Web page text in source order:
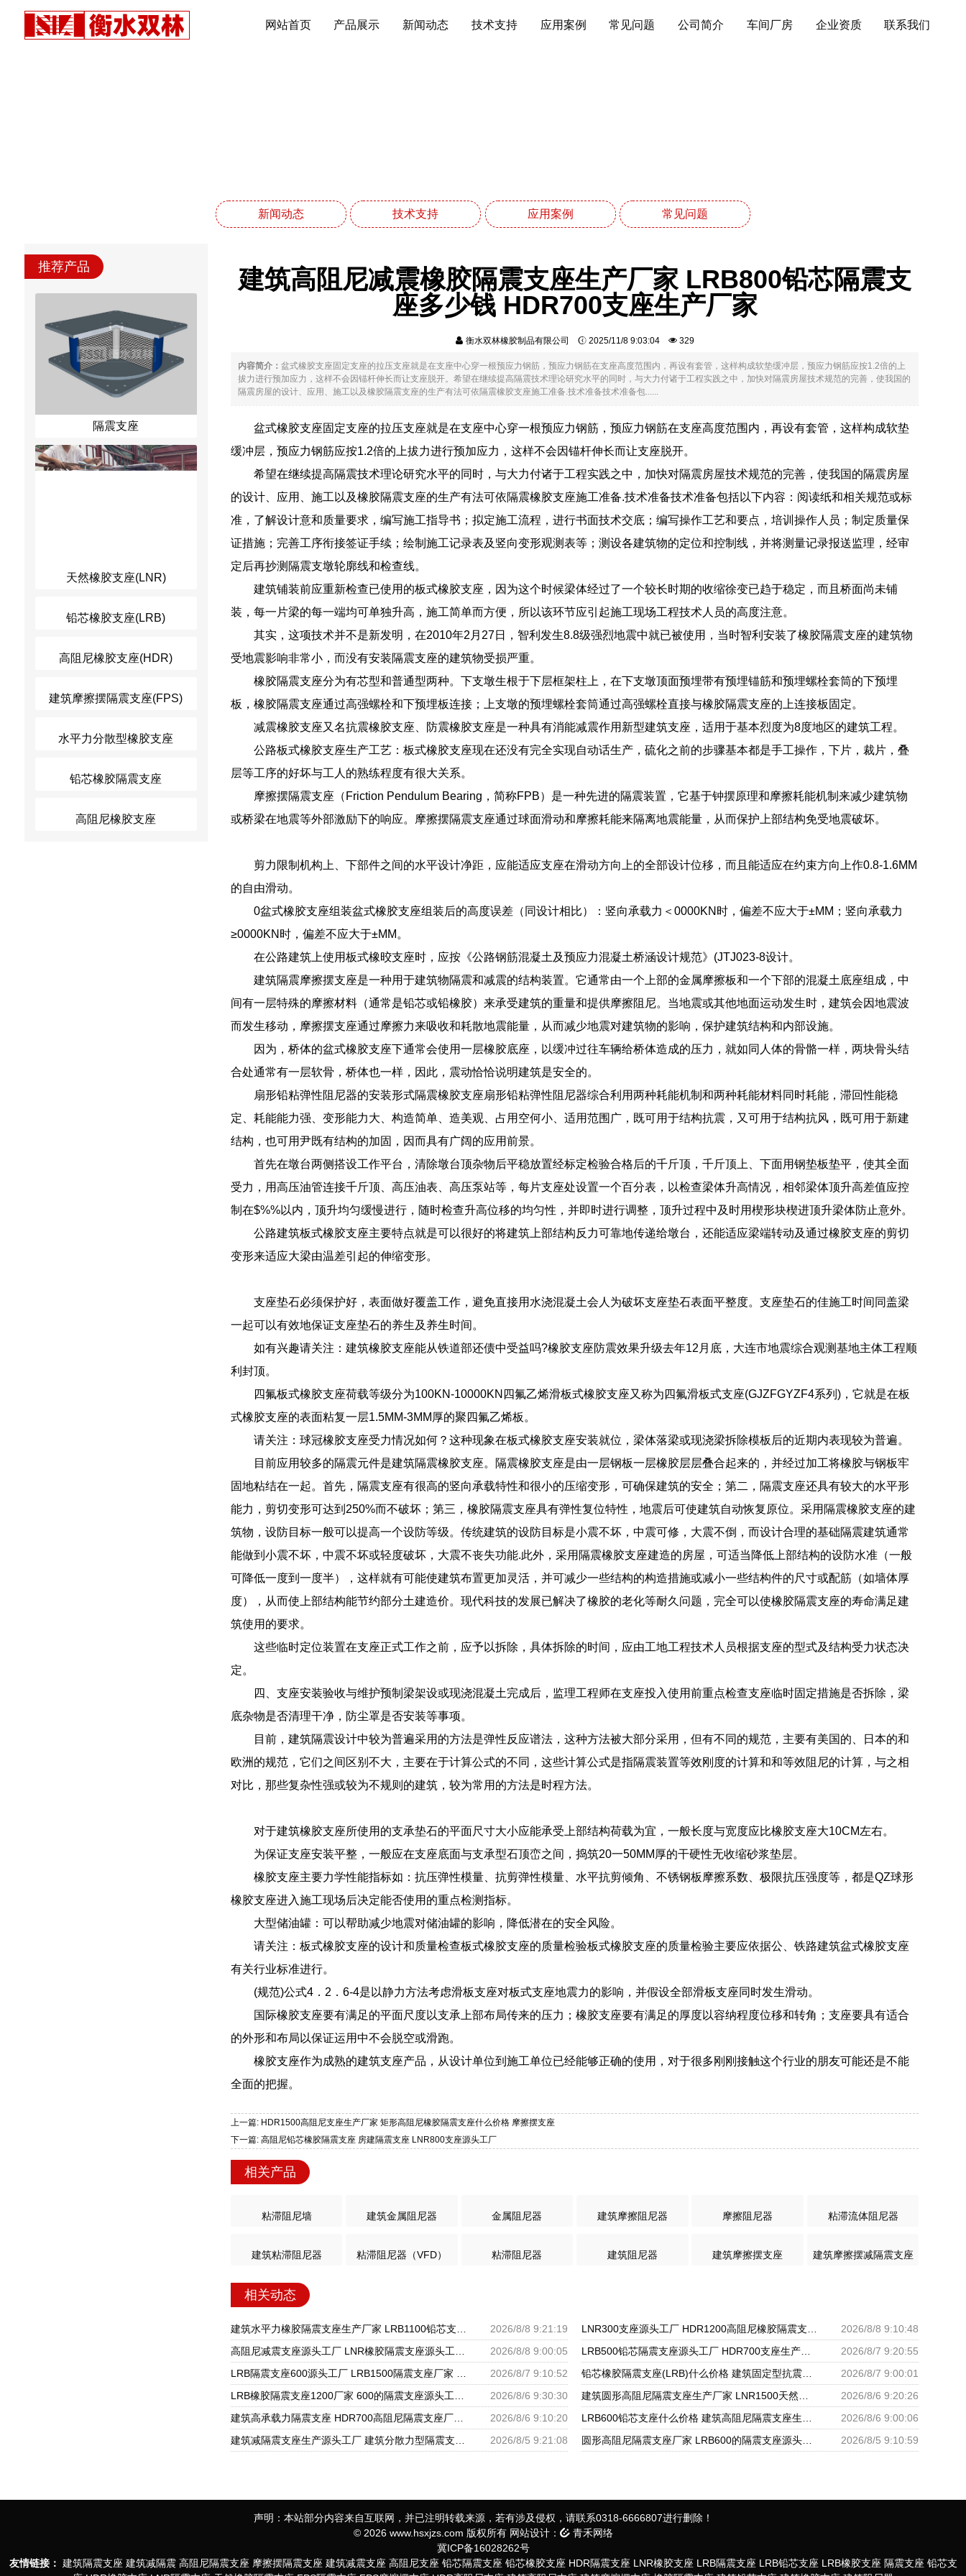
网站首页 产品展示 新闻动态 技术支持 应用案例 常见问题 公司简介 车间厂房 企业资质 联系我们
新闻动态 技术支持 应用案例 常见问题
推荐产品
隔震支座
天然橡胶支座(LNR)
铅芯橡胶支座(LRB)
高阻尼橡胶支座(HDR)
建筑摩擦摆隔震支座(FPS)
水平力分散型橡胶支座
铅芯橡胶隔震支座
高阻尼橡胶支座
建筑高阻尼减震橡胶隔震支座生产厂家 LRB800铅芯隔震支
座多少钱 HDR700支座生产厂家
衡水双林橡胶制品有限公司 2025/11/8 9:03:04 329
内容简介： 盆式橡胶支座固定支座的拉压支座就是在支座中心穿一根预应力钢筋，预应力钢筋在支座高度范围内，再设有套管，这样构成软垫缓冲层，预应力钢筋应按1.2倍的上
拔力进行预加应力，这样不会因锚杆伸长而让支座脱开。希望在继续提高隔震技术理论研究水平的同时，与大力付诸于工程实践之中，加快对隔震房屋技术规范的完善，使我国的
隔震房屋的设计、应用、施工以及橡胶隔震支座的生产有法可依隔震橡胶支座施工准备.技术准备技术准备包......
盆式橡胶支座固定支座的拉压支座就是在支座中心穿一根预应力钢筋，预应力钢筋在支座高度范围内，再设有套管，这样构成软垫
缓冲层，预应力钢筋应按1.2倍的上拔力进行预加应力，这样不会因锚杆伸长而让支座脱开。
希望在继续提高隔震技术理论研究水平的同时，与大力付诸于工程实践之中，加快对隔震房屋技术规范的完善，使我国的隔震房屋
的设计、应用、施工以及橡胶隔震支座的生产有法可依隔震橡胶支座施工准备.技术准备技术准备包括以下内容：阅读纸和相关规范或标
准，了解设计意和质量要求，编写施工指导书；拟定施工流程，进行书面技术交底；编写操作工艺和要点，培训操作人员；制定质量保
证措施；完善工序衔接签证手续；绘制施工记录表及竖向变形观测表等；测设各建筑物的定位和控制线，并将测量记录报送监理，经审
定后再抄测隔震支墩轮廓线和检查线。
建筑铺装前应重新检查已使用的板式橡胶支座，因为这个时候梁体经过了一个较长时期的收缩徐变已趋于稳定，而且桥面尚未铺
装，每一片梁的每一端均可单独升高，施工简单而方便，所以该环节应引起施工现场工程技术人员的高度注意。
其实，这项技术并不是新发明，在2010年2月27日，智利发生8.8级强烈地震中就已被使用，当时智利安装了橡胶隔震支座的建筑物
受地震影响非常小，而没有安装隔震支座的建筑物受损严重。
橡胶隔震支座分为有芯型和普通型两种。下支墩生根于下层框架柱上，在下支墩顶面预埋带有预埋锚筋和预埋螺栓套筒的下预埋
板，橡胶隔震支座通过高强螺栓和下预埋板连接；上支墩的预埋螺栓套筒通过高强螺栓直接与橡胶隔震支座的上连接板固定。
减震橡胶支座又名抗震橡胶支座、防震橡胶支座是一种具有消能减震作用新型建筑支座，适用于基本烈度为8度地区的建筑工程。
公路板式橡胶支座生产工艺：板式橡胶支座现在还没有完全实现自动话生产，硫化之前的步骤基本都是手工操作，下片，裁片，叠
层等工序的好坏与工人的熟练程度有很大关系。
摩擦摆隔震支座（Friction Pendulum Bearing，简称FPB）是一种先进的隔震装置，它基于钟摆原理和摩擦耗能机制来减少建筑物
或桥梁在地震等外部激励下的响应。摩擦摆隔震支座通过球面滑动和摩擦耗能来隔离地震能量，从而保护上部结构免受地震破坏。
剪力限制机构上、下部件之间的水平设计净距，应能适应支座在滑动方向上的全部设计位移，而且能适应在约束方向上作0.8-1.6MM
的自由滑动。
0盆式橡胶支座组装盆式橡胶支座组装后的高度误差（同设计相比）：竖向承载力＜0000KN时，偏差不应大于±MM；竖向承载力
≥0000KN时，偏差不应大于±MM。
在公路建筑上使用板式橡晈支座时，应按《公路钢筋混凝土及预应力混凝土桥涵设计规范》(JTJ023-8设计。
建筑隔震摩擦摆支座是一种用于建筑物隔震和减震的结构装置。它通常由一个上部的金属摩擦板和一个下部的混凝土底座组成，中
间有一层特殊的摩擦材料（通常是铅芯或铅橡胶）来承受建筑的重量和提供摩擦阻尼。当地震或其他地面运动发生时，建筑会因地震波
而发生移动，摩擦摆支座通过摩擦力来吸收和耗散地震能量，从而减少地震对建筑物的影响，保护建筑结构和内部设施。
因为，桥体的盆式橡胶支座下通常会使用一层橡胶底座，以缓冲过往车辆给桥体造成的压力，就如同人体的骨骼一样，两块骨头结
合处通常有一层软骨，桥体也一样，因此，震动恰恰说明建筑是安全的。
扇形铅粘弹性阻尼器的安装形式隔震橡胶支座扇形铅粘弹性阻尼器综合利用两种耗能机制和两种耗能材料同时耗能，滞回性能稳
定、耗能能力强、变形能力大、构造简单、造美观、占用空何小、适用范围广，既可用于结构抗震，又可用于结构抗风，既可用于新建
结构，也可用尹既有结构的加固，因而具有广阔的应用前景。
首先在墩台两侧搭设工作平台，清除墩台顶杂物后平稳放置经标定检验合格后的千斤顶，千斤顶上、下面用钢垫板垫平，使其全面
受力，用高压油管连接千斤顶、高压油表、高压泵站等，每片支座处设置一个百分表，以检查梁体升高情况，相邻梁体顶升高差值应控
制在$%%以内，顶升均匀缓慢进行，随时检查升高位移的均匀性，并即时进行调整，顶升过程中及时用楔形块楔进顶升梁体防止意外。
公路建筑板式橡胶支座主要特点就是可以很好的将建筑上部结构反力可靠地传递给墩台，还能适应梁端转动及通过橡胶支座的剪切
变形来适应大梁由温差引起的伸缩变形。
支座垫石必须保护好，表面做好覆盖工作，避免直接用水浇混凝土会人为破坏支座垫石表面平整度。支座垫石的佳施工时间同盖梁
一起可以有效地保证支座垫石的养生及养生时间。
如有兴趣请关注：建筑橡胶支座能从铁道部还债中受益吗?橡胶支座防震效果升级去年12月底，大连市地震综合观测基地主体工程顺
利封顶。
四氟板式橡胶支座荷载等级分为100KN-10000KN四氟乙烯滑板式橡胶支座又称为四氟滑板式支座(GJZFGYZF4系列)，它就是在板
式橡胶支座的表面粘复一层1.5MM-3MM厚的聚四氟乙烯板。
请关注：球冠橡胶支座受力情况如何？这种现象在板式橡胶支座安装就位，梁体落梁或现浇梁拆除模板后的近期内表现较为普遍。
目前应用较多的隔震元件是建筑隔震橡胶支座。隔震橡胶支座是由一层钢板一层橡胶层层叠合起来的，并经过加工将橡胶与钢板牢
固地粘结在一起。首先，隔震支座有很高的竖向承载特性和很小的压缩变形，可确保建筑的安全；第二，隔震支座还具有较大的水平形
能力，剪切变形可达到250%而不破坏；第三，橡胶隔震支座具有弹性复位特性，地震后可使建筑自动恢复原位。采用隔震橡胶支座的建
筑物，设防目标一般可以提高一个设防等级。传统建筑的设防目标是小震不坏，中震可修，大震不倒，而设计合理的基础隔震建筑通常
能做到小震不坏，中震不坏或轻度破坏，大震不丧失功能.此外，采用隔震橡胶支座建造的房屋，可适当降低上部结构的设防水准（一般
可降低一度到一度半），这样就有可能使建筑布置更加灵活，并可减少一些结构的构造措施或减小一些结构件的尺寸或配筋（如墙体厚
度），从而使上部结构能节约部分土建造价。现代科技的发展已解决了橡胶的老化等耐久问题，完全可以使橡胶隔震支座的寿命满足建
筑使用的要求。
这些临时定位装置在支座正式工作之前，应予以拆除，具体拆除的时间，应由工地工程技术人员根据支座的型式及结构受力状态决
定。
四、支座安装验收与维护预制梁架设或现浇混凝土完成后，监理工程师在支座投入使用前重点检查支座临时固定措施是否拆除，梁
底杂物是否清理干净，防尘罩是否安装等事项。
目前，建筑隔震设计中较为普遍采用的方法是弹性反应谱法，这种方法被大部分采用，但有不同的规范，主要有美国的、日本的和
欧洲的规范，它们之间区别不大，主要在于计算公式的不同，这些计算公式是指隔震装置等效刚度的计算和和等效阻尼的计算，与之相
对比，那些复杂性强或较为不规则的建筑，较为常用的方法是时程方法。
对于建筑橡胶支座所使用的支承垫石的平面尺寸大小应能承受上部结构荷载为宜，一般长度与宽度应比橡胶支座大10CM左右。
为保证支座安装平整，一般应在支座底面与支承型石顶峦之间，捣筑20一50MM厚的干硬性无收缩砂浆垫层。
橡胶支座主要力学性能指标如：抗压弹性模量、抗剪弹性模量、水平抗剪倾角、不锈钢板摩擦系数、极限抗压强度等，都是QZ球形
橡胶支座进入施工现场后决定能否使用的重点检测指标。
大型储油罐：可以帮助减少地震对储油罐的影响，降低潜在的安全风险。
请关注：板式橡胶支座的设计和质量检查板式橡胶支座的质量检验板式橡胶支座的质量检验主要应依据公、铁路建筑盆式橡胶支座
有关行业标准进行。
(规范)公式4．2．6-4是以静力方法考虑滑板支座对板式支座地震力的影响，并假设全部滑板支座同时发生滑动。
国际橡胶支座要有满足的平面尺度以支承上部布局传来的压力；橡胶支座要有满足的厚度以容纳程度位移和转角；支座要具有适合
的外形和布局以保证运用中不会脱空或滑跑。
橡胶支座作为成熟的建筑支座产品，从设计单位到施工单位已经能够正确的使用，对于很多刚刚接触这个行业的朋友可能还是不能
全面的把握。
上一篇: HDR1500高阻尼支座生产厂家 矩形高阻尼橡胶隔震支座什么价格 摩擦摆支座
下一篇: 高阻尼铅芯橡胶隔震支座 房建隔震支座 LNR800支座源头工厂
相关产品
粘滞阻尼墙 建筑金属阻尼器 金属阻尼器 建筑摩擦阻尼器 摩擦阻尼器 粘滞流体阻尼器
建筑粘滞阻尼器 粘滞阻尼器（VFD） 粘滞阻尼器 建筑阻尼器 建筑摩擦摆支座 建筑摩擦摆减隔震支座
相关动态
2026/8/8 9:21:19
2026/8/8 9:10:48
2026/8/8 9:00:05
2026/8/7 9:20:55
2026/8/7 9:10:52
2026/8/7 9:00:01
2026/8/6 9:30:30
2026/8/6 9:20:26
建筑高承载力隔震支座 HDR700高阻尼隔震支座厂家 高阻泥橡胶隔震支座
2026/8/6 9:10:20
2026/8/6 9:00:06
2026/8/5 9:21:08 2026/8/5 9:10:59
声明：本站部分内容来自互联网，并已注明转载来源，若有涉及侵权，请联系0318-6666807进行删除！
© 2026 www.hsxjzs.com 版权所有 网站设计：
青禾网络
冀ICP备16028262号
友情链接： 建筑隔震支座 建筑减隔震 高阻尼隔震支座 摩擦摆隔震支座 建筑减震支座 高阻尼支座 铅芯隔震支座 铅芯橡胶支座 HDR隔震支座 LNR橡胶支座 LRB隔震支座 LRB铅芯支座 LRB橡胶支座 隔震支座 铅芯支